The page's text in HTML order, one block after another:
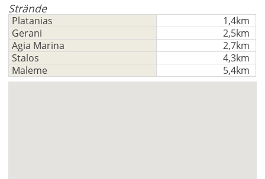
Strände
Platanias
1,4km
Gerani
2,5km
Agia Marina
2,7km
Stalos
4,3km
Maleme
5,4km